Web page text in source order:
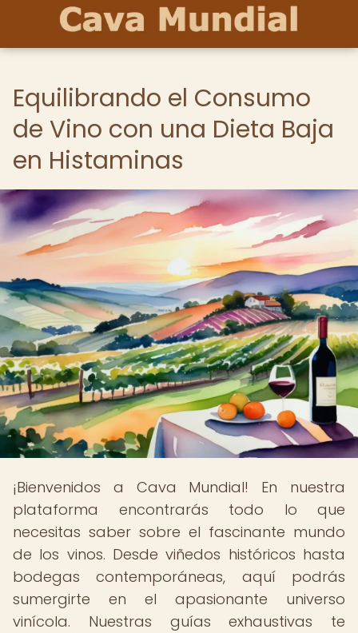
Equilibrando el Consumo
de Vino con una Dieta Baja
en Histaminas
¡Bienvenidos a Cava Mundial! En nuestra
plataforma encontrarás todo lo que
necesitas saber sobre el fascinante mundo
de los vinos. Desde viñedos históricos hasta
bodegas contemporáneas, aquí podrás
sumergirte en el apasionante universo
vinícola. Nuestras guías exhaustivas te